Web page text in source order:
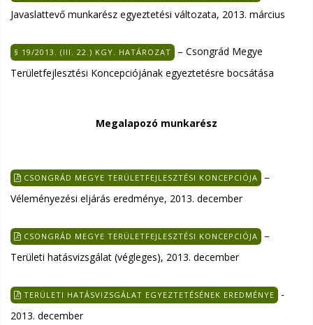
Javaslattevő munkarész egyeztetési változata, 2013. március
§ 19/2013. (III. 22.) KGY. HATÁROZAT
– Csongrád Megye
Területfejlesztési Koncepciójának egyeztetésre bocsátása
Megalapozó munkarész
CSONGRÁD MEGYE TERÜLETFEJLESZTÉSI KONCEPCIÓJA
–
Véleményezési eljárás eredménye, 2013. december
CSONGRÁD MEGYE TERÜLETFEJLESZTÉSI KONCEPCIÓJA
–
Területi hatásvizsgálat (végleges), 2013. december
TERÜLETI HATÁSVIZSGÁLAT EGYEZTETÉSÉNEK EREDMÉNYE
-
2013. december